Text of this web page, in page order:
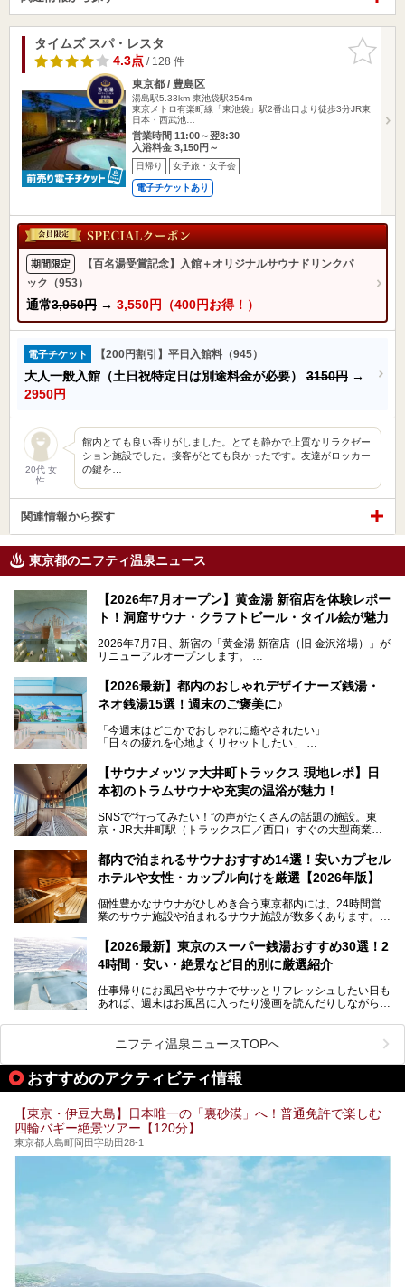
お気に入
りに追加
タイムズ スパ・レスタ
4.3点/ 128 件
東京都 / 豊島区
湯島駅5.33km 東池袋駅354m
東京メトロ有楽町線「東池袋」駅2番出口より徒歩3分JR東
日本・西武池…
営業時間 11:00～翌8:30
入浴料金 3,150円～
日帰り 女子旅・女子会
電子チケットあり
期間限定
【百名湯受賞記念】入館＋オリジナルサウナドリンクパ
ック（953）
通常3,950円 → 3,550円（400円お得！）
電子チケット 【200円割引】平日入館料（945）
大人一般入館（土日祝特定日は別途料金が必要） 3150円 →
2950円
20代 女
性
館内とても良い香りがしました。とても静かで上質なリラクゼー
ション施設でした。接客がとても良かったです。友達がロッカー
の鍵を…
関連情報から探す
東京都のニフティ温泉ニュース
【2026年7月オープン】黄金湯 新宿店を体験レポー
ト！洞窟サウナ・クラフトビール・タイル絵が魅力
2026年7月7日、新宿の「黄金湯 新宿店（旧 金沢浴場）」が
リニューアルオープンします。
レトロでノスタルジックなタイル絵はそのまま、昔からここ
を知る地元の人にも、新しく足を運んでくれる人にも愛され
る、今の時代の"銭湯"として生まれ変わりました。洞窟のよ
ビアバーなど、新しく登場したスポットも併せて紹介しま
す。充実した設備があるのに、基本の入浴料が銭湯価格の5
【2026最新】都内のおしゃれデザイナーズ銭湯・
ネオ銭湯15選！週末のご褒美に♪
「今週末はどこかでおしゃれに癒やされたい」
「日々の疲れを心地よくリセットしたい」
となっている新しいスタイルの銭湯です。
最近、SNSやメディアで「デザイナーズ銭湯」や「ネオ銭
本記事では、そもそもこれらがどんな銭湯なのか、その気に
いおしゃれな名店15選を、おすすめの順番で一挙にご紹介
します。
【サウナメッツァ大井町トラックス 現地レポ】日
本初のトラムサウナや充実の温浴が魅力！
SNSで“行ってみたい！”の声がたくさんの話題の施設。東
京・JR大井町駅（トラックス口／西口）すぐの大型商業施
ツァ大井町トラックス」がニューオープン。施設の様子をレ
ポ―トします。
都内で泊まれるサウナおすすめ14選！安いカプセル
ホテルや女性・カップル向けを厳選【2026年版】
個性豊かなサウナがひしめき合う東京都内には、24時間営
業のサウナ施設や泊まれるサウナ施設が数多くあります。
を旅の目的とする「サ旅」や自分へのご褒美のための宿泊な
ど、自分の好きなタイミングで好きなだけサ活ができるのが
魅力です。
最近では、男性専用施設だけでなく、カップルや女性に嬉し
い個室サウナも増えてきました。
ら、特におすすめしたい施設14選をご紹介します。
してみてください。
【2026最新】東京のスーパー銭湯おすすめ30選！2
4時間・安い・絶景など目的別に厳選紹介
仕事帰りにお風呂やサウナでサッとリフレッシュしたい日も
あれば、週末はお風呂に入ったり漫画を読んだりしながら一
また、終電を逃してしまい、「このまま朝までゆっくりでき
る場所があれば」と探した経験がある人も多いのではないで
しょうか。
そこで本記事では、東京でおすすめのスーパー銭湯を、目的
24時間営業で宿泊できる施設や、1,000円以下で楽しめる安
い施設、デートや休日レジャーにもぴったりなエンタメ要素
が充実した施設など、利用のシーンに合わせて参考にしてく
ださい。
ニフティ温泉ニュースTOPへ
おすすめのアクティビティ情報
【東京・伊豆大島】日本唯一の「裏砂漠」へ！普通免許で楽しむ
四輪バギー絶景ツアー【120分】
東京都大島町岡田字助田28-1